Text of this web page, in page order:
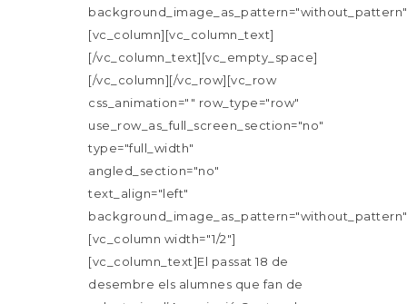
[vc_column][vc_column_text]
[/vc_column_text][vc_empty_space]
[/vc_column][/vc_row][vc_row
css_animation="" row_type="row"
use_row_as_full_screen_section="no"
type="full_width"
angled_section="no"
text_align="left"
[vc_column width="1/2"]
[vc_column_text]El passat 18 de
desembre els alumnes que fan de